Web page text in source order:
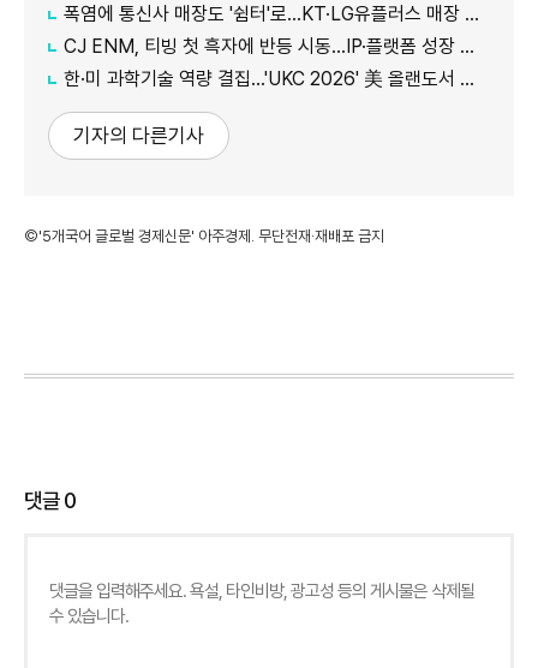
폭염에 통신사 매장도 '쉼터'로…KT·LG유플러스 매장 개방
CJ ENM, 티빙 첫 흑자에 반등 시동…IP·플랫폼 성장 가속
한·미 과학기술 역량 결집…'UKC 2026' 美 올랜도서 개막
기자의 다른기사
©'5개국어 글로벌 경제신문' 아주경제. 무단전재·재배포 금지
댓글0